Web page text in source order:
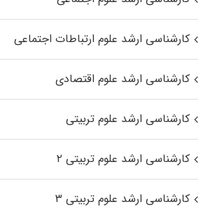
کارشناسی ارشد علوم ارتباطات اجتماعی
کارشناسی ارشد علوم اقتصادی
کارشناسی ارشد علوم تربیتی
کارشناسی ارشد علوم تربیتی ۲
کارشناسی ارشد علوم تربیتی ۳